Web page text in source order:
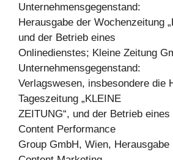
Unternehmensgegenstand:
Herausgabe der Wochenzeitung
und der Betrieb eines
Onlinedienstes; Kleine Zeitung
Unternehmensgegenstand:
Verlagswesen, insbesondere die
Tageszeitung „KLEINE
ZEITUNG“, und der Betrieb
Content Performance
Group GmbH, Wien, Herausgabe